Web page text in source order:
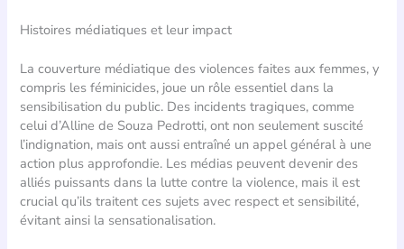
Histoires médiatiques et leur impact
La couverture médiatique des violences faites aux femmes, y
compris les féminicides, joue un rôle essentiel dans la
sensibilisation du public. Des incidents tragiques, comme
celui d’Alline de Souza Pedrotti, ont non seulement suscité
l’indignation, mais ont aussi entraîné un appel général à une
action plus approfondie. Les médias peuvent devenir des
alliés puissants dans la lutte contre la violence, mais il est
crucial qu’ils traitent ces sujets avec respect et sensibilité,
évitant ainsi la sensationalisation.